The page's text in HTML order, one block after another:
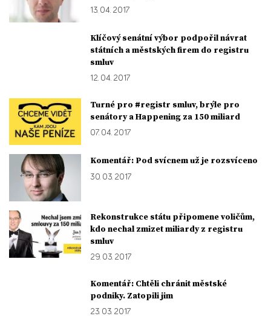
13. 04. 2017
Klíčový senátní výbor podpořil návrat
státních a městských firem do registru
smluv
12. 04. 2017
Turné pro #registr smluv, brýle pro
senátory a Happening za 150 miliard
07. 04. 2017
Komentář: Pod svícnem už je rozsvíceno
30. 03. 2017
Rekonstrukce státu připomene voličům,
kdo nechal zmizet miliardy z registru
smluv
29. 03. 2017
Komentář: Chtěli chránit městské
podniky. Zatopili jim
23. 03. 2017